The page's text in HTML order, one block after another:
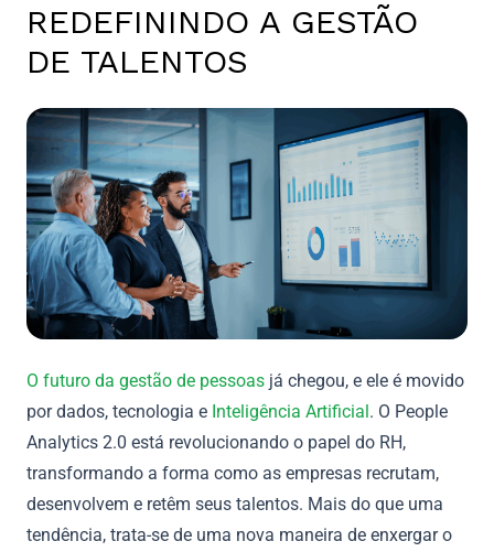
REDEFININDO A GESTÃO
DE TALENTOS
O futuro da gestão de pessoas já chegou, e ele é movido
por dados, tecnologia e Inteligência Artificial. O People
Analytics 2.0 está revolucionando o papel do RH,
transformando a forma como as empresas recrutam,
desenvolvem e retêm seus talentos. Mais do que uma
tendência, trata-se de uma nova maneira de enxergar o